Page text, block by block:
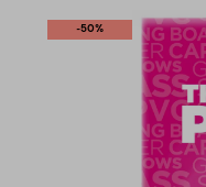
-50%